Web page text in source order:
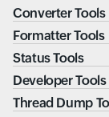
Converter Tools
Formatter Tools
Status Tools
Developer Tools
Thread Dump